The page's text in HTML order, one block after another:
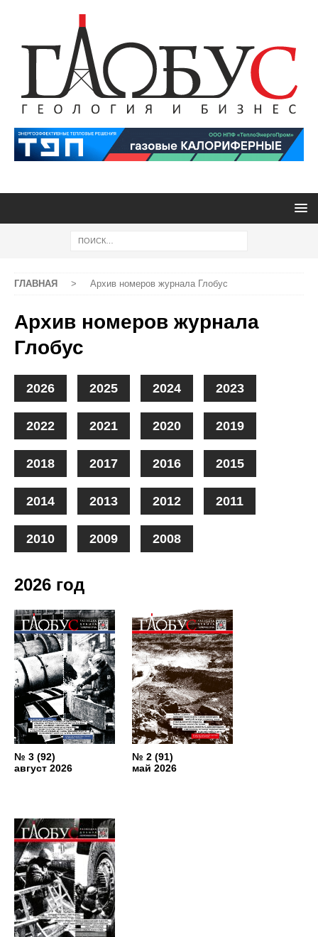
ГЛАВНАЯ > Архив номеров журнала Глобус
Архив номеров журнала
Глобус
2026 2025 2024 2023
2022 2021 2020 2019
2018 2017 2016 2015
2014 2013 2012 2011
2010 2009 2008
2026 год
№ 3 (92)
август 2026
№ 2 (91)
май 2026